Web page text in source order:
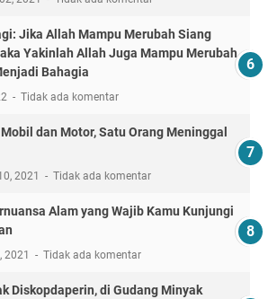
Jika Allah Mampu Merubah Siang
Yakinlah Allah Juga Mampu Merubah
Bahagia
Tidak ada komentar
dan Motor, Satu Orang Meninggal
2021 Tidak ada komentar
Alam yang Wajib Kamu Kunjungi
2021 Tidak ada komentar
Diskopdaperin, di Gudang Minyak